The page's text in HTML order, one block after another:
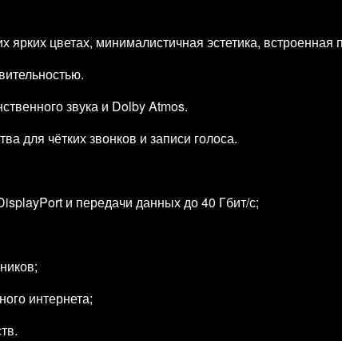
цветах, минималистичная эстетика,
звука и Dolby Atmos.
для чётких звонков и записи голоса.
и передачи данных до 40 Гбит/с;
интернета;